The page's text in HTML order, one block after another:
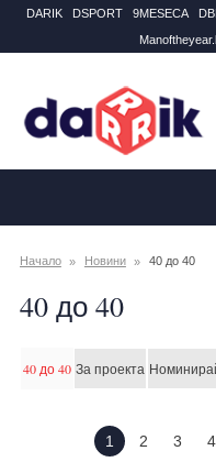
DARIK DSPORT 9MESECA
40 до 40
Начало Новини 40 до 40
40 до 40 За проекта
1 2 3 4